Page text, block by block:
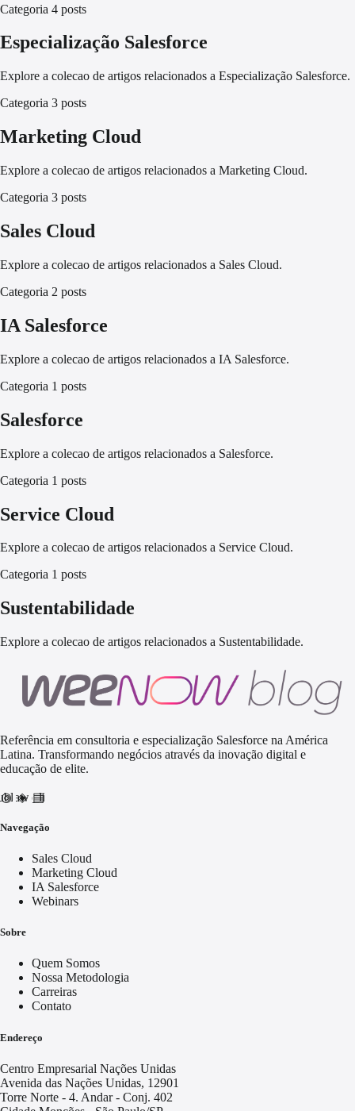
Categoria 4 posts
Especialização Salesforce
Explore a colecao de artigos relacionados a Especialização Salesforce.
Categoria 3 posts
Marketing Cloud
Explore a colecao de artigos relacionados a Marketing Cloud.
Categoria 3 posts
Sales Cloud
Explore a colecao de artigos relacionados a Sales Cloud.
Categoria 2 posts
IA Salesforce
Explore a colecao de artigos relacionados a IA Salesforce.
Categoria 1 posts
Salesforce
Explore a colecao de artigos relacionados a Salesforce.
Categoria 1 posts
Service Cloud
Explore a colecao de artigos relacionados a Service Cloud.
Categoria 1 posts
Sustentabilidade
Explore a colecao de artigos relacionados a Sustentabilidade.
Referência em consultoria e especialização Salesforce na América
Latina. Transformando negócios através da inovação digital e
educação de elite.
video_library
Navegação
Sales Cloud
Marketing Cloud
IA Salesforce
Webinars
Sobre
Quem Somos
Nossa Metodologia
Carreiras
Contato
Endereço
Centro Empresarial Nações Unidas
Avenida das Nações Unidas, 12901
Torre Norte - 4. Andar - Conj. 402